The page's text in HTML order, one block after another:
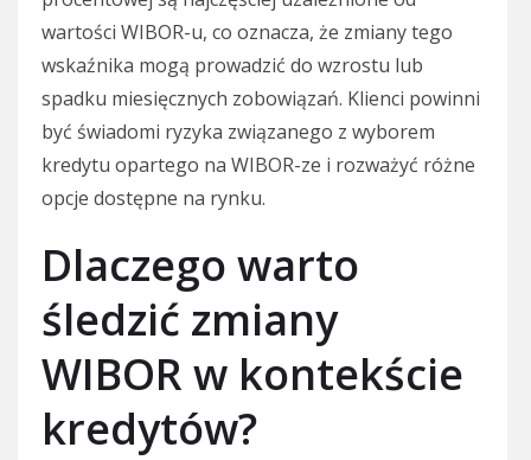
wartości WIBOR-u, co oznacza, że zmiany tego
wskaźnika mogą prowadzić do wzrostu lub
spadku miesięcznych zobowiązań. Klienci powinni
być świadomi ryzyka związanego z wyborem
kredytu opartego na WIBOR-ze i rozważyć różne
opcje dostępne na rynku.
Dlaczego warto
śledzić zmiany
WIBOR w kontekście
kredytów?